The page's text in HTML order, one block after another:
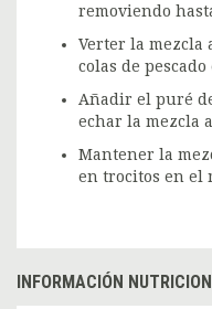
removiendo
Verter la mezcla
colas de
Añadir el puré
echar la mezcla
Mantener la
en trocitos en el
INFORMACIÓN